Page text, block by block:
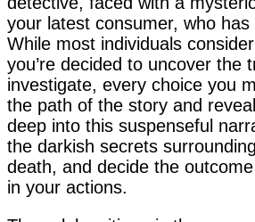
your latest consumer, who has
While most individuals
you’re decided to uncover the
investigate, every choice you
the path of the story and
deep into this suspenseful
the darkish secrets
death, and decide the
in your actions.